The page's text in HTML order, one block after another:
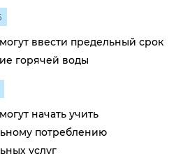
ввести предельный срок
горячей воды
начать учить
потреблению
услуг